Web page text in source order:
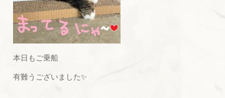
本日もご乗船
有難うございました✨